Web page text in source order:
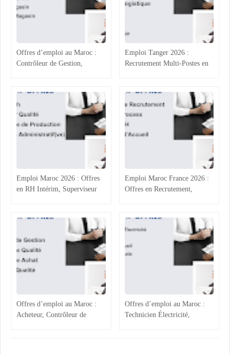
Offres d’emploi au Maroc :
Contrôleur de Gestion,
Emploi Tanger 2026 :
Recrutement Multi-Postes en
Emploi Maroc 2026 : Offres
en RH Intérim, Superviseur
Administratif
Emploi Maroc France 2026 :
Offres en Recrutement,
Offres d’emploi au Maroc :
Acheteur, Contrôleur de
Offres d’emploi au Maroc :
Technicien Électricité,